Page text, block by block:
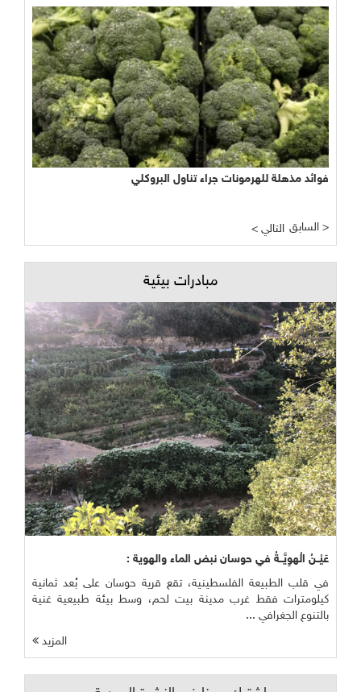
فوائد مذهلة للهرمونات جراء تناول البروكلي
< التالي السابق >
مبادرات بيئية
عَيْــنُ الْهوِيَّــةُ في حوسان نبض الماء والهوية :
في قلب الطبيعة الفلسطينية، تقع قرية حوسان على بُعد ثمانية
كيلومترات فقط غرب مدينة بيت لحم، وسط بيئة طبيعية غنية
بالتنوع الجغرافي ...
المزيد